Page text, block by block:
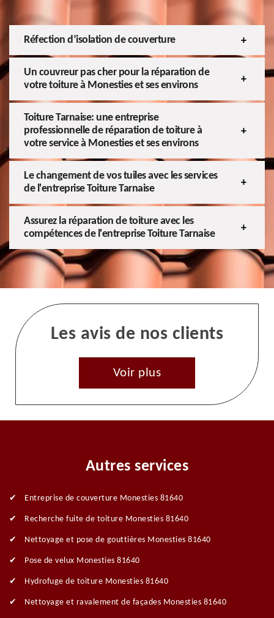
Réfection d’isolation de couverture
Un couvreur pas cher pour la réparation de
votre toiture à Monesties et ses environs
Toiture Tarnaise: une entreprise
professionnelle de réparation de toiture à
votre service à Monesties et ses environs
Le changement de vos tuiles avec les services
de l'entreprise Toiture Tarnaise
Assurez la réparation de toiture avec les
compétences de l'entreprise Toiture Tarnaise
Les avis de nos clients
Voir plus
Autres services
Entreprise de couverture Monesties 81640
Recherche fuite de toiture Monesties 81640
Nettoyage et pose de gouttières Monesties 81640
Pose de velux Monesties 81640
Hydrofuge de toiture Monesties 81640
Nettoyage et ravalement de façades Monesties 81640